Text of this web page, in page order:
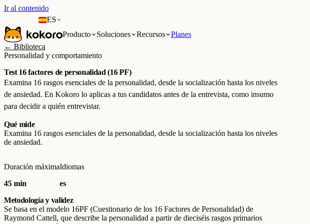
Ir al contenido
ES
Producto
Soluciones Recursos Planes
← Biblioteca
Personalidad y comportamiento
Test 16 factores de personalidad (16 PF)
Examina 16 rasgos esenciales de la personalidad, desde la socialización hasta los niveles
de ansiedad. En Kokoro lo aplicas a tus candidatos antes de la entrevista, como insumo
para decidir a quién entrevistar.
Qué mide
Examina 16 rasgos esenciales de la personalidad, desde la socialización hasta los niveles
de ansiedad.
Duración máxima
45 min
Idiomas
es
Metodología y validez
Se basa en el modelo 16PF (Cuestionario de los 16 Factores de Personalidad) de
Raymond Cattell, que describe la personalidad a partir de dieciséis rasgos primarios